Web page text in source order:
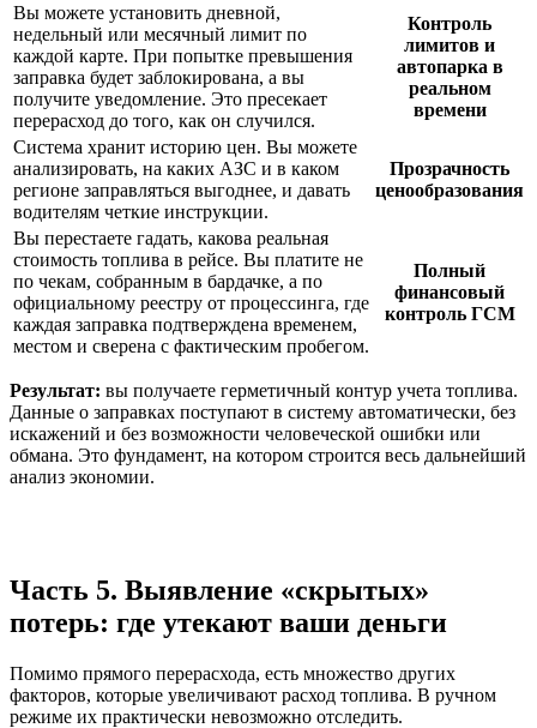
Вы можете установить дневной,
недельный или месячный лимит по
каждой карте. При попытке превышения
заправка будет заблокирована, а вы
получите уведомление. Это пресекает
перерасход до того, как он случился.
Контроль
лимитов и
автопарка в
реальном
времени
Система хранит историю цен. Вы можете
анализировать, на каких АЗС и в каком
регионе заправляться выгоднее, и давать
водителям четкие инструкции.
Прозрачность
ценообразования
Вы перестаете гадать, какова реальная
стоимость топлива в рейсе. Вы платите не
по чекам, собранным в бардачке, а по
официальному реестру от процессинга, где
каждая заправка подтверждена временем,
местом и сверена с фактическим пробегом.
Полный
финансовый
контроль ГСМ
Результат: вы получаете герметичный контур учета топлива.
Данные о заправках поступают в систему автоматически, без
искажений и без возможности человеческой ошибки или
обмана. Это фундамент, на котором строится весь дальнейший
анализ экономии.
Часть 5. Выявление «скрытых»
потерь: где утекают ваши деньги
Помимо прямого перерасхода, есть множество других
факторов, которые увеличивают расход топлива. В ручном
режиме их практически невозможно отследить.